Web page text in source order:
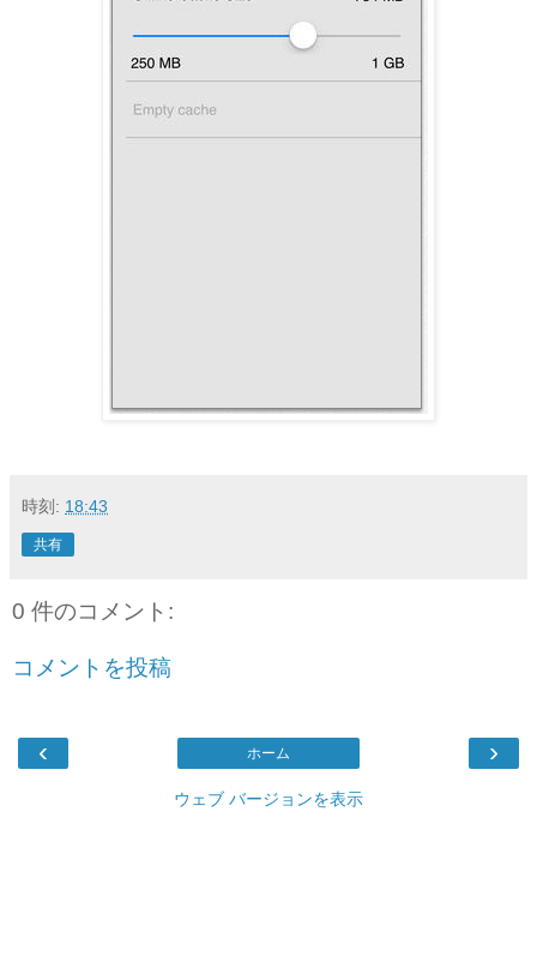
時刻: 18:43
共有
0 件のコメント:
コメントを投稿
‹ ›
ホーム
ウェブ バージョンを表示